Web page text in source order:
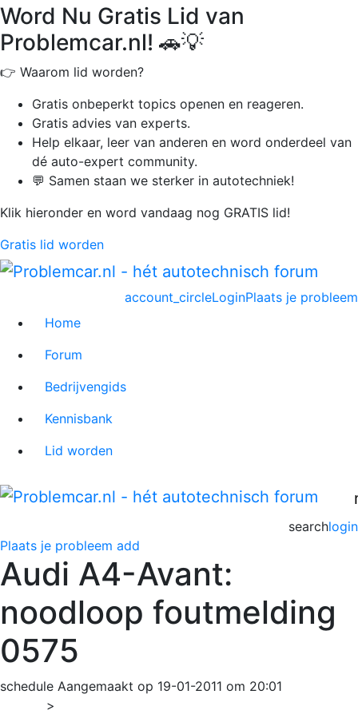
Word Nu Gratis Lid van
Problemcar.nl! 🚗💡
👉 Waarom lid worden?
Gratis onbeperkt topics openen en reageren.
Gratis advies van experts.
Help elkaar, leer van anderen en word onderdeel van
dé auto-expert community.
💬 Samen staan we sterker in autotechniek!
Klik hieronder en word vandaag nog GRATIS lid!
Gratis lid worden
Plaats je probleem
account_circleLogin
Home
Forum
Bedrijvengids
Kennisbank
Lid worden
login
search
Plaats je probleem add
Audi A4-Avant:
noodloop foutmelding
0575
schedule Aangemaakt op 19-01-2011 om 20:01
>